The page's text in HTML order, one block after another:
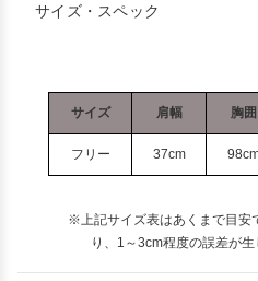
サイズ・スペック
サイズ 肩幅 胸囲
フリー 37cm
※上記サイズ表はあくまで目安
り、1～3cm程度の誤差が生